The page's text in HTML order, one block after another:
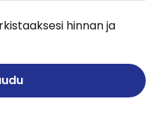
hinnan ja